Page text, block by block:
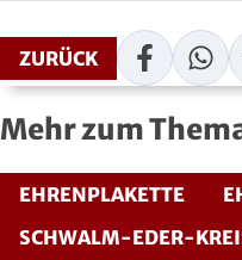
ZURÜCK Facebook
Mehr zum
EHRENPLAKETTE
SCHWALM-EDER-
Pool-Billard
Ringen